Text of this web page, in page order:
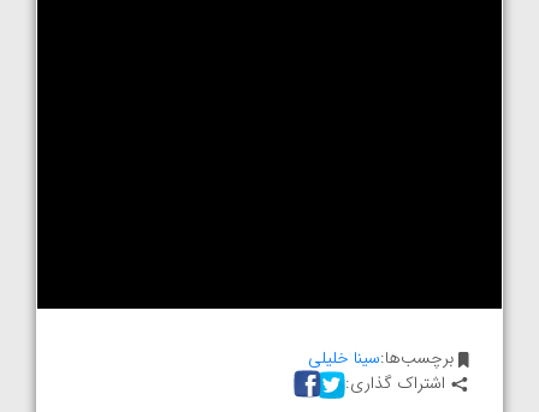
برچسب‌ها:سینا خلیلی
اشتراک گذاری: